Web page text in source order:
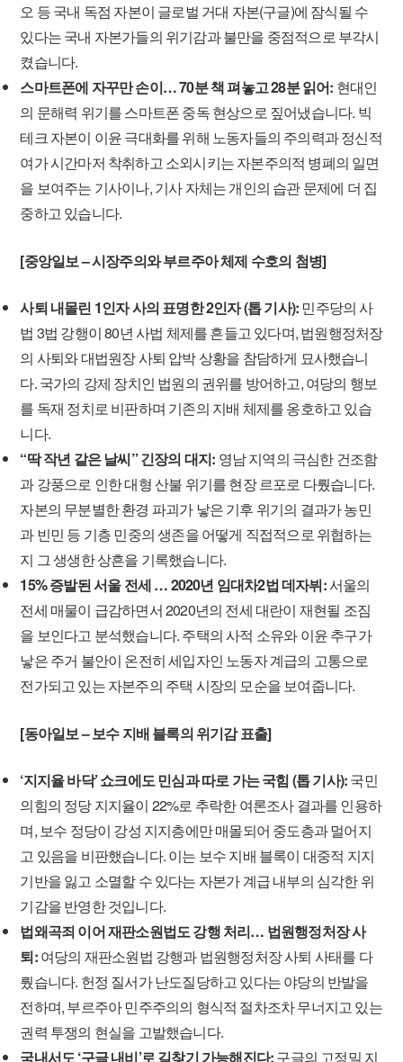
오 등 국내 독점 자본이 글로벌 거대 자본(구글)에 잠식될 수
있다는 국내 자본가들의 위기감과 불만을 중점적으로 부각시
켰습니다.
스마트폰에 자꾸만 손이… 70분 책 펴놓고 28분 읽어: 현대인
의 문해력 위기를 스마트폰 중독 현상으로 짚어냈습니다. 빅
테크 자본이 이윤 극대화를 위해 노동자들의 주의력과 정신적
여가 시간마저 착취하고 소외시키는 자본주의적 병폐의 일면
을 보여주는 기사이나, 기사 자체는 개인의 습관 문제에 더 집
중하고 있습니다.
[중앙일보 – 시장주의와 부르주아 체제 수호의 첨병]
사퇴 내몰린 1인자 사의 표명한 2인자 (톱 기사): 민주당의 사
법 3법 강행이 80년 사법 체제를 흔들고 있다며, 법원행정처장
의 사퇴와 대법원장 사퇴 압박 상황을 참담하게 묘사했습니
다. 국가의 강제 장치인 법원의 권위를 방어하고, 여당의 행보
를 독재 정치로 비판하며 기존의 지배 체제를 옹호하고 있습
니다.
“딱 작년 같은 날씨” 긴장의 대지: 영남 지역의 극심한 건조함
과 강풍으로 인한 대형 산불 위기를 현장 르포로 다뤘습니다.
자본의 무분별한 환경 파괴가 낳은 기후 위기의 결과가 농민
과 빈민 등 기층 민중의 생존을 어떻게 직접적으로 위협하는
지 그 생생한 상흔을 기록했습니다.
15% 증발된 서울 전세 … 2020년 임대차2법 데자뷔:서울의
전세 매물이 급감하면서 2020년의 전세 대란이 재현될 조짐
을 보인다고 분석했습니다. 주택의 사적 소유와 이윤 추구가
낳은 주거 불안이 온전히 세입자인 노동자 계급의 고통으로
전가되고 있는 자본주의 주택 시장의 모순을 보여줍니다.
[동아일보 – 보수 지배 블록의 위기감 표출]
‘지지율 바닥’ 쇼크에도 민심과 따로 가는 국힘 (톱 기사):국민
의힘의 정당 지지율이 22%로 추락한 여론조사 결과를 인용하
며, 보수 정당이 강성 지지층에만 매몰되어 중도층과 멀어지
고 있음을 비판했습니다. 이는 보수 지배 블록이 대중적 지지
기반을 잃고 소멸할 수 있다는 자본가 계급 내부의 심각한 위
기감을 반영한 것입니다.
법왜곡죄 이어 재판소원법도 강행 처리… 법원행정처장 사
퇴:여당의 재판소원법 강행과 법원행정처장 사퇴 사태를 다
뤘습니다. 헌정 질서가 난도질당하고 있다는 야당의 반발을
전하며, 부르주아 민주주의의 형식적 절차조차 무너지고 있는
권력 투쟁의 현실을 고발했습니다.
국내서도 ‘구글 내비’로 길찾기 가능해진다:구글의 고정밀 지